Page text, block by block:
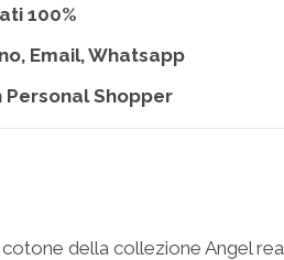
100%
Email, Whatsapp
Personal Shopper
della collezione Angel